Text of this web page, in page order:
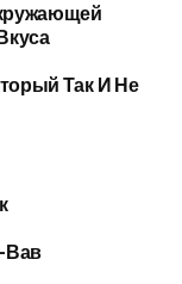
Так И Не
Вав